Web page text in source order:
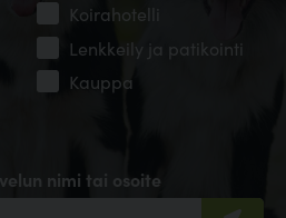
nimi tai osoite
Koirahotelli
Lenkkeily ja patikointi
Kauppa